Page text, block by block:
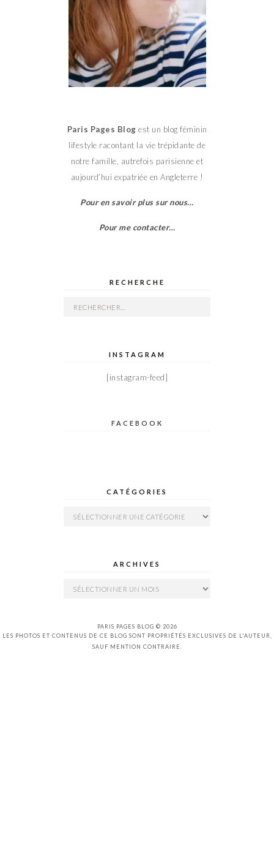
Paris Pages Blog est un blog féminin
lifestyle racontant la vie trépidante de
notre famille, autrefois parisienne et
aujourd’hui expatriée en Angleterre !
Pour en savoir plus sur nous…
Pour me contacter…
RECHERCHE
Rechercher :
INSTAGRAM
[instagram-feed]
FACEBOOK
CATÉGORIES
Catégories
ARCHIVES
Archives
PARIS PAGES BLOG © 2026
LES PHOTOS ET CONTENUS DE CE BLOG SONT PROPRIÉTÉS EXCLUSIVES DE L'AUTEUR,
SAUF MENTION CONTRAIRE.